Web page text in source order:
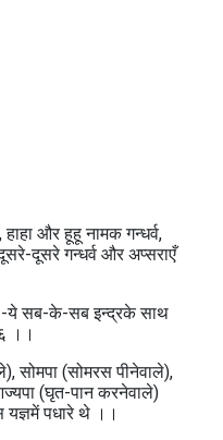
हाहा और हूहू नामक गन्धर्व,
दूसरे गन्धर्व और अप्सराएँ
ये सब-के-सब इन्द्रके साथ
।।
सोमपा (सोमरस पीनेवाले),
(घृत-पान करनेवाले)
यज्ञमें पधारे थे ।।